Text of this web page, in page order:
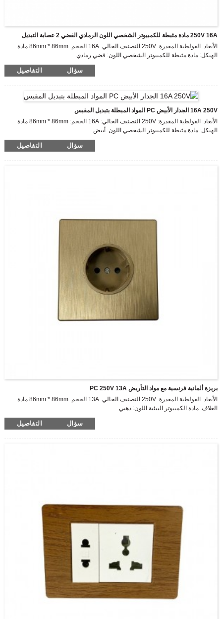
250V 16A مادة مثبطة للكمبيوتر الشخصي اللون الرمادي الفضي 2 عصابة التبديل
الأبعاد: الفولطية المقدرة: 250V التصنيف الحالي: 16A الحجم: 86mm * 86mm مادة
الهيكل: مادة مثبطة للكمبيوتر الشخصي اللون: فضي رمادي
سؤال التفاصيل
16A 250V الجدار الأبيض PC المواد المبطلة بتبديل المقبس
الأبعاد: الفولطية المقدرة: 250V التصنيف الحالي: 16A الحجم: 86mm * 86mm مادة
الهيكل: مادة مثبطة للكمبيوتر الشخصي اللون: أبيض
سؤال التفاصيل
بريزة ألمانية فرنسية مع مواد التأريض PC 250V 13A
الأبعاد: الفولطية المقدرة: 250V التصنيف الحالي: 13A الحجم: 86mm * 86mm مادة
الغلاف: مادة الكمبيوتر البيئية اللون: ذهبي
سؤال التفاصيل